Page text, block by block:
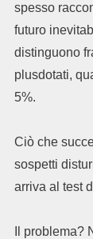
spesso
futuro
distinguono
plusdotati,
5%.
Ciò che
sospetti
arriva al test
Il